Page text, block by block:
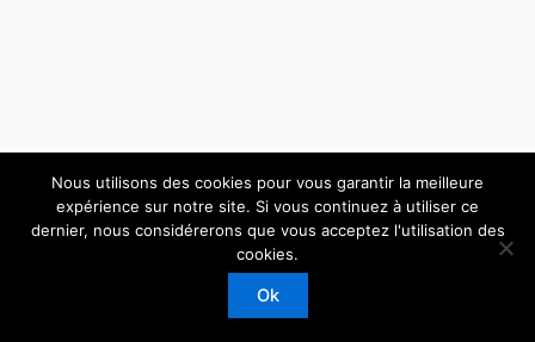
Copyright © 2026 Laboratoire de Physique Théorique et
Modèles Statistiques
Nous utilisons des cookies pour vous garantir la meilleure
expérience sur notre site. Si vous continuez à utiliser ce
dernier, nous considérerons que vous acceptez l'utilisation des
cookies.
Ok